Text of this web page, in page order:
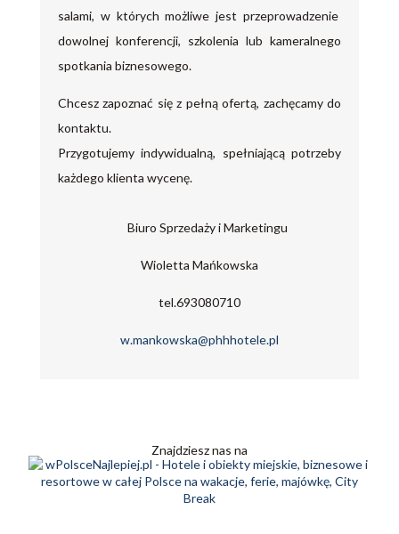
salami, w których możliwe jest przeprowadzenie
dowolnej konferencji, szkolenia lub kameralnego
spotkania biznesowego.
Chcesz zapoznać się z pełną ofertą, zachęcamy do
kontaktu.
Przygotujemy indywidualną, spełniającą potrzeby
każdego klienta wycenę.
Biuro Sprzedaży i Marketingu
Wioletta Mańkowska
tel.693080710
w.mankowska@phhhotele.pl
Znajdziesz nas na